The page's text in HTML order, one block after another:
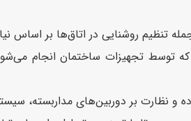
توسط تجهیزات ساختمان انجام